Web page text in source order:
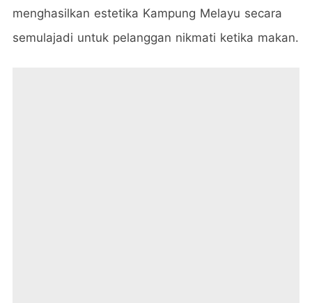
menghasilkan estetika Kampung Melayu secara
semulajadi untuk pelanggan nikmati ketika makan.